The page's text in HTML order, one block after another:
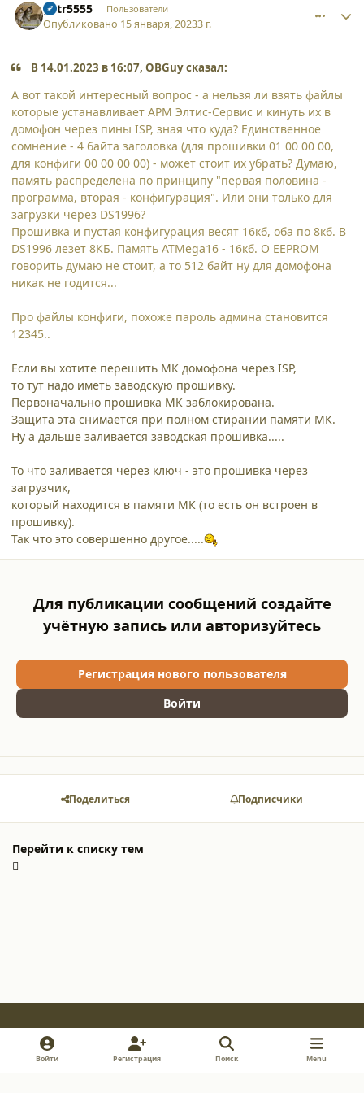
petr5555 Пользователи
Опубликовано 15 января, 20233 г.
В 14.01.2023 в 16:07, OBGuy сказал:
А вот такой интересный вопрос - а нельзя ли взять файлы
которые устанавливает АРМ Элтис-Сервис и кинуть их в
домофон через пины ISP, зная что куда? Единственное
сомнение - 4 байта заголовка (для прошивки 01 00 00 00,
для конфиги 00 00 00 00) - может стоит их убрать? Думаю,
память распределена по принципу "первая половина -
программа, вторая - конфигурация". Или они только для
загрузки через DS1996?
Прошивка и пустая конфигурация весят 16кб, оба по 8кб. В
DS1996 лезет 8КБ. Память ATMega16 - 16кб. О EEPROM
говорить думаю не стоит, а то 512 байт ну для домофона
никак не годится...
Про файлы конфиги, похоже пароль админа становится
12345..
Если вы хотите перешить МК домофона через ISP,
то тут надо иметь заводскую прошивку.
Первоначально прошивка МК заблокирована.
Защита эта снимается при полном стирании памяти МК.
Ну а дальше заливается заводская прошивка.....
То что заливается через ключ - это прошивка через
загрузчик,
который находится в памяти МК (то есть он встроен в
прошивку).
Так что это совершенно другое.....
Для публикации сообщений создайте
учётную запись или авторизуйтесь
Регистрация нового пользователя
Войти
Поделиться Подписчики
Перейти к списку тем
Light ModeDark ModeSystem Preference
y
Войти Регистрация Поиск Menu